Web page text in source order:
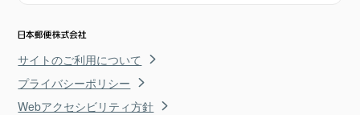
サイトのご利用について
プライバシーポリシー
Webアクセシビリティ方針